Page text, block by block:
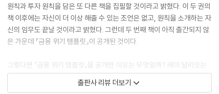
원칙과 투자 원칙을 담은 또 다른 책을 집필할 것이라고 밝혔다. 이 두 권의
책 이후에는 자신이 더 이상 해줄 수 있는 조언은 없고, 원칙을 소개하는 자
신의 임무도 끝날 것이라고 밝혔다. 그런데 두 번째 책이 아직 출간되지 않
은 가운데 『금융 위기 템플릿』이 공개된 것이다.
그렇다면 『금융 위기 템플릿』을 공개한 이유는 무엇일까? 레이 달리오는
대부분의 모든 일이 시간이 지나면서 반복적으로 일어나기 때문에 그 패턴
을 연구하면 인과 관계를 이해하고 그 일을 잘 다루기 위한 원칙을 개발할
출판사 리뷰 더보기